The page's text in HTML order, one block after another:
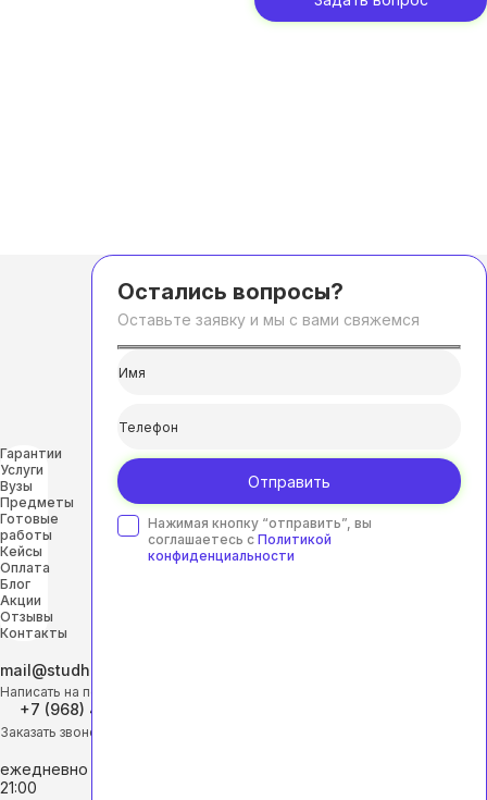
Гарантии
Услуги
Вузы
Предметы
Готовые
работы
Кейсы
Оплата
Блог
Акции
Отзывы
Контакты
mail@studhelp-online.ru
Написать на почту
+7 (968) 453-29-88
Заказать звонок
ежедневно с 9:00 до
21:00
Остались вопросы?
Оставьте заявку и мы с вами свяжемся
Отправить
Нажимая кнопку “отправить”, вы
соглашаетесь с Политикой
конфиденциальности